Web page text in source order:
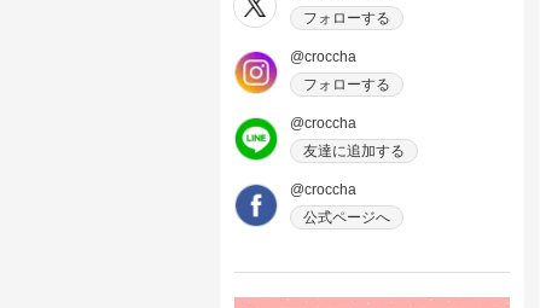
フォローする
@croccha
フォローする
@croccha
友達に追加する
@croccha
公式ページへ